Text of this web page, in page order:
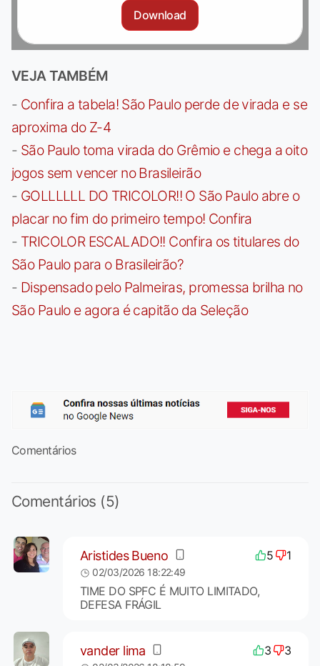
Download
VEJA TAMBÉM
- Confira a tabela! São Paulo perde de virada e se
aproxima do Z-4
- São Paulo toma virada do Grêmio e chega a oito
jogos sem vencer no Brasileirão
- GOLLLLLL DO TRICOLOR!! O São Paulo abre o
placar no fim do primeiro tempo! Confira
- TRICOLOR ESCALADO!! Confira os titulares do
São Paulo para o Brasileirão?
- Dispensado pelo Palmeiras, promessa brilha no
São Paulo e agora é capitão da Seleção
Comentários
Comentários (5)
Aristides Bueno 5 1
02/03/2026 18:22:49
TIME DO SPFC É MUITO LIMITADO,
DEFESA FRÁGIL
vander lima 3 3